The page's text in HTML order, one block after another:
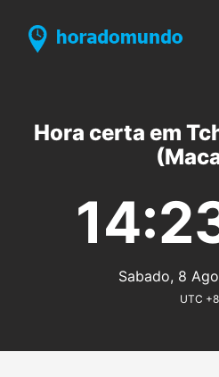
Hora certa em
Sabado, 8
UTC +8